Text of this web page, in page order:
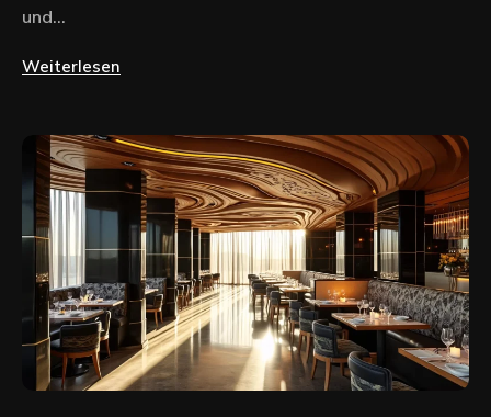
und...
Weiterlesen